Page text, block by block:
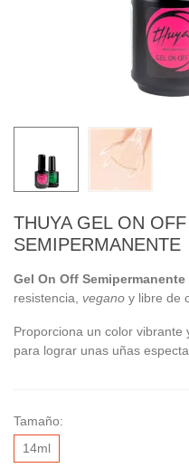
THUYA GEL ON OFF
SEMIPERMANENTE
Gel On Off
resistencia, vegano y libre de
Proporciona un color
para lograr unas uñas
Tamaño:
14ml